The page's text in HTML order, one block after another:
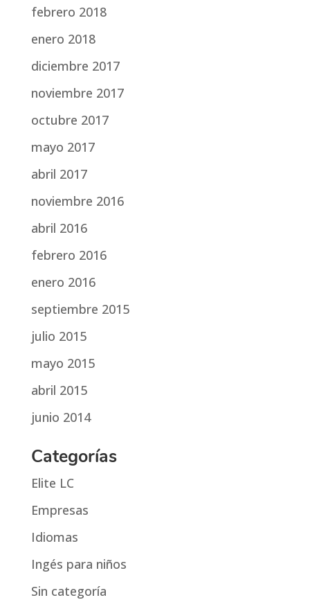
febrero 2018
enero 2018
diciembre 2017
noviembre 2017
octubre 2017
mayo 2017
abril 2017
noviembre 2016
abril 2016
febrero 2016
enero 2016
septiembre 2015
julio 2015
mayo 2015
abril 2015
junio 2014
Categorías
Elite LC
Empresas
Idiomas
Ingés para niños
Sin categoría